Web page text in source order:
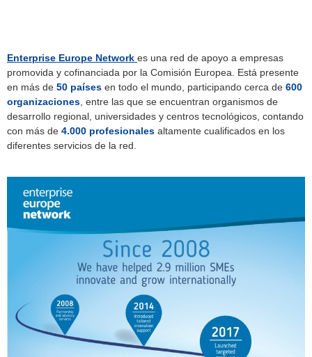
Enterprise Europe Network es una red de apoyo a empresas
promovida y cofinanciada por la Comisión Europea. Está presente
en más de 50 países en todo el mundo, participando cerca de 600
organizaciones , entre las que se encuentran organismos de
desarrollo regional, universidades y centros tecnológicos, contando
con más de 4.000 profesionales altamente cualificados en los
diferentes servicios de la red.